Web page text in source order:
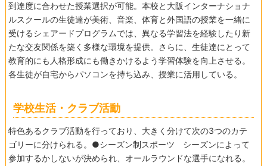
到達度に合わせた授業選択が可能。本校と大阪インターナショナ
ルスクールの生徒達が美術、音楽、体育と外国語の授業を一緒に
受けるシェアードプログラムでは、異なる学習法を経験したり新
たな交友関係を築く多様な環境を提供。さらに、生徒達にとって
教育的にも人格形成にも働きかけるよう学習体験を向上させる。
各生徒が自宅からパソコンを持ち込み、授業に活用している。
学校生活・クラブ活動
特色あるクラブ活動を行っており、大きく分けて次の3つのカテ
ゴリーに分けられる。●シーズン制スポーツ シーズンによって
参加するかしないが決められ、オールラウンドな選手になれる。